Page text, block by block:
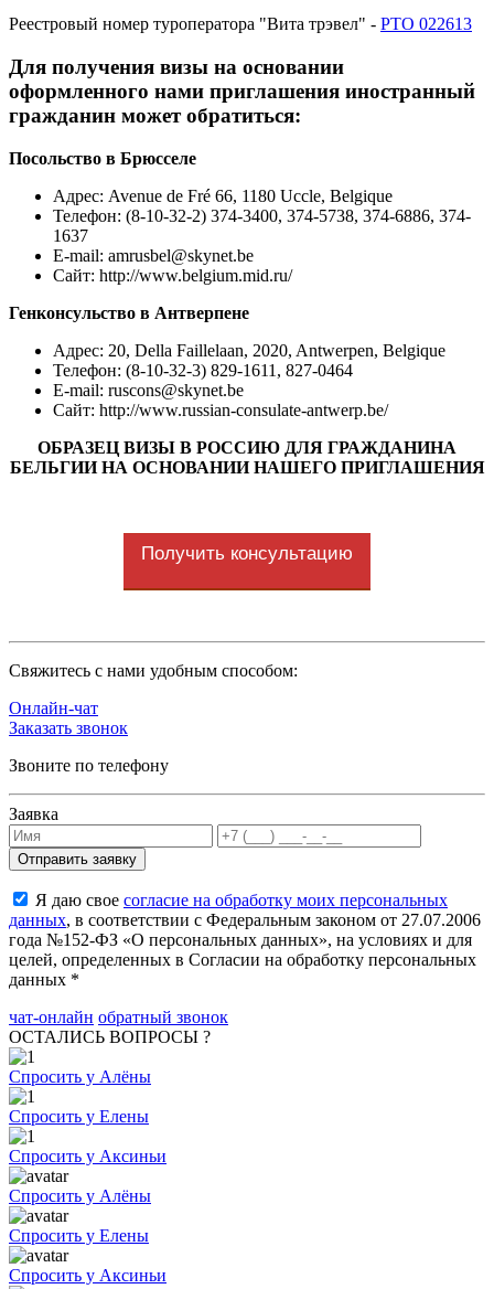
Реестровый номер туроператора "Вита трэвел" - РТО 022613
Для получения визы на основании
оформленного нами приглашения иностранный
гражданин может обратиться:
Посольство в Брюсселе
Адрес: Avenue de Fré 66, 1180 Uccle, Belgique
Телефон: (8-10-32-2) 374-3400, 374-5738, 374-6886, 374-
1637
E-mail: amrusbel@skynet.be
Сайт: http://www.belgium.mid.ru/
Генконсульство в Антверпене
Адрес: 20, Della Faillelaan, 2020, Antwerpen, Belgique
Телефон: (8-10-32-3) 829-1611, 827-0464
E-mail: ruscons@skynet.be
Сайт: http://www.russian-consulate-antwerp.be/
ОБРАЗЕЦ ВИЗЫ В РОССИЮ ДЛЯ ГРАЖДАНИНА
БЕЛЬГИИ НА ОСНОВАНИИ НАШЕГО ПРИГЛАШЕНИЯ
Получить консультацию
Cвяжитесь с нами удобным способом:
Онлайн-чат
Заказать звонок
Звоните по телефону
Заявка
Я даю свое согласие на обработку моих персональных
данных, в соответствии с Федеральным законом от 27.07.2006
года №152-ФЗ «О персональных данных», на условиях и для
целей, определенных в Согласии на обработку персональных
данных *
чат-онлайн обратный звонок
ОСТАЛИСЬ ВОПРОСЫ ?
Спросить у Алёны
Спросить у Елены
Спросить у Аксиньи
Спросить у Алёны
Спросить у Елены
Спросить у Аксиньи